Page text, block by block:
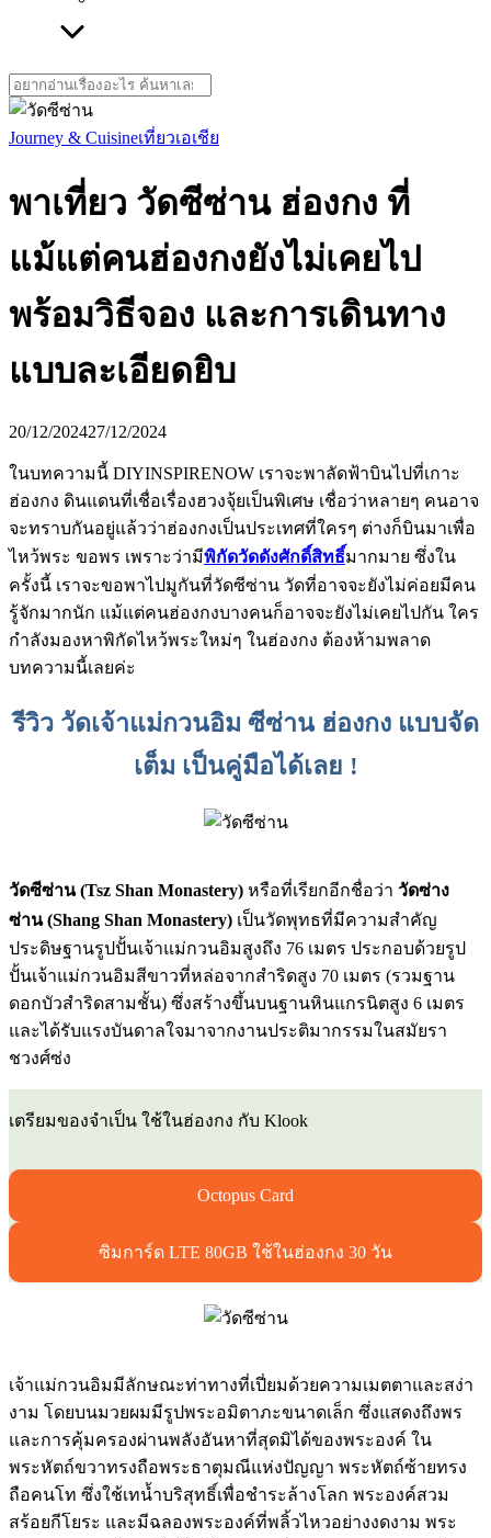
Search
for:
Journey & Cuisineเที่ยวเอเชีย
พาเที่ยว วัดซีซ่าน ฮ่องกง ที่
แม้แต่คนฮ่องกงยังไม่เคยไป
พร้อมวิธีจอง และการเดินทาง
แบบละเอียดยิบ
20/12/202427/12/2024
ในบทความนี้ DIYINSPIRENOW เราจะพาลัดฟ้าบินไปที่เกาะ
ฮ่องกง ดินแดนที่เชื่อเรื่องฮวงจุ้ยเป็นพิเศษ เชื่อว่าหลายๆ คนอาจ
จะทราบกันอยู่แล้วว่าฮ่องกงเป็นประเทศที่ใครๆ ต่างก็บินมาเพื่อ
ไหว้พระ ขอพร เพราะว่ามีพิกัดวัดดังศักดิ์สิทธิ์มากมาย ซึ่งใน
ครั้งนี้ เราจะขอพาไปมูกันที่วัดซีซ่าน วัดที่อาจจะยังไม่ค่อยมีคน
รู้จักมากนัก แม้แต่คนฮ่องกงบางคนก็อาจจะยังไม่เคยไปกัน ใคร
กำลังมองหาพิกัดไหว้พระใหม่ๆ ในฮ่องกง ต้องห้ามพลาด
บทความนี้เลยค่ะ
รีวิว วัดเจ้าแม่กวนอิม ซีซ่าน ฮ่องกง แบบจัด
เต็ม เป็นคู่มือได้เลย !
วัดซีซ่าน (Tsz Shan Monastery) หรือที่เรียกอีกชื่อว่า วัดซ่าง
ซ่าน (Shang Shan Monastery) เป็นวัดพุทธที่มีความสำคัญ
ประดิษฐานรูปปั้นเจ้าแม่กวนอิมสูงถึง 76 เมตร ประกอบด้วยรูป
ปั้นเจ้าแม่กวนอิมสีขาวที่หล่อจากสำริดสูง 70 เมตร (รวมฐาน
ดอกบัวสำริดสามชั้น) ซึ่งสร้างขึ้นบนฐานหินแกรนิตสูง 6 เมตร
และได้รับแรงบันดาลใจมาจากงานประติมากรรมในสมัยรา
ชวงศ์ซ่ง
เตรียมของจำเป็น ใช้ในฮ่องกง กับ Klook
Octopus Card
ซิมการ์ด LTE 80GB ใช้ในฮ่องกง 30 วัน
เจ้าแม่กวนอิมมีลักษณะท่าทางที่เปี่ยมด้วยความเมตตาและสง่า
งาม โดยบนมวยผมมีรูปพระอมิตาภะขนาดเล็ก ซึ่งแสดงถึงพร
และการคุ้มครองผ่านพลังอันหาที่สุดมิได้ของพระองค์ ใน
พระหัตถ์ขวาทรงถือพระธาตุมณีแห่งปัญญา พระหัตถ์ซ้ายทรง
ถือคนโท ซึ่งใช้เทน้ำบริสุทธิ์เพื่อชำระล้างโลก พระองค์สวม
สร้อยกีโยระ และมีฉลองพระองค์ที่พลิ้วไหวอย่างงดงาม พระ